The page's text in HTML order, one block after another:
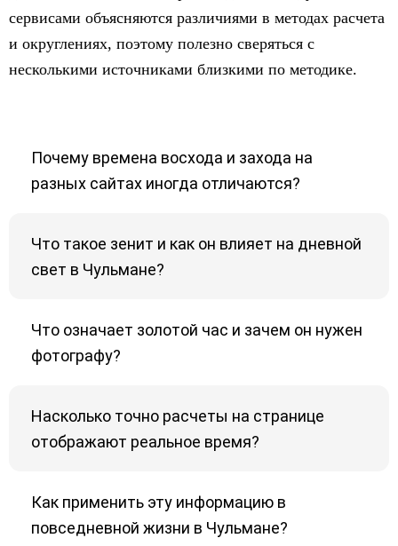
сервисами объясняются различиями в методах расчета
и округлениях, поэтому полезно сверяться с
несколькими источниками близкими по методике.
Почему времена восхода и захода на
разных сайтах иногда отличаются?
Что такое зенит и как он влияет на дневной
свет в Чульмане?
Что означает золотой час и зачем он нужен
фотографу?
Насколько точно расчеты на странице
отображают реальное время?
Как применить эту информацию в
повседневной жизни в Чульмане?